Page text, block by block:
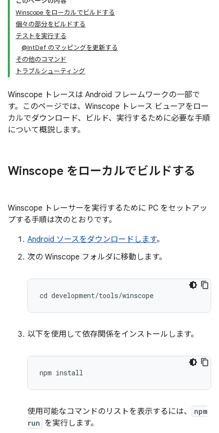
Winscope をローカルでビルドする
個々の部分をビルドする
テストを実行する
@IntDef のマッピングを更新する
その他のコマンド
トラブルシューティング
Winscope トレースは Android フレームワークの一部で
す。このページでは、Winscope トレース ビューアをロー
カルでダウンロード、ビルド、実行するために必要な手順
について概説します。
Winscope をローカルでビルドする
Winscope トレーサーを実行するために PC をセットアッ
プする手順は次のとおりです。
Android ソースをダウンロードします。
次の Winscope フォルダに移動します。
cd development/tools/winscope
以下を使用して依存関係をインストールします。
使用可能なコマンドのリストを表示するには、
npm
run を実行します。